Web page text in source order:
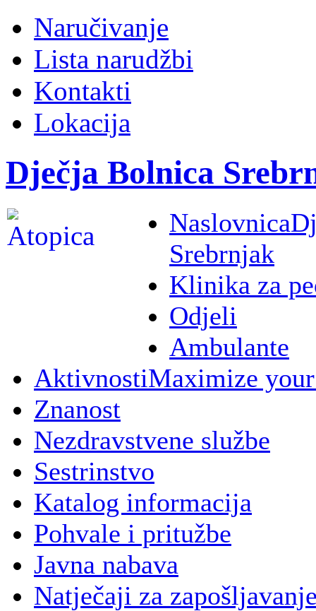
Naručivanje
Lista narudžbi
Kontakti
Lokacija
Dječja Bolnica
Naslovnica
Srebrnjak
Klinika za
Odjeli
Ambulante
AktivnostiMaximize
Znanost
Nezdravstvene službe
Sestrinstvo
Katalog informacija
Pohvale i pritužbe
Javna nabava
Natječaji za